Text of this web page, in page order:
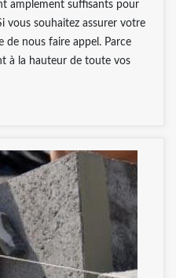
amplement suffisants pour
vous souhaitez assurer votre
de nous faire appel. Parce
à la hauteur de toute vos